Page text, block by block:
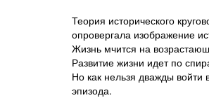
Теория исторического
опровергала изображение
Жизнь мчится на
Развитие жизни идет по
Но как нельзя дважды войти
эпизода.